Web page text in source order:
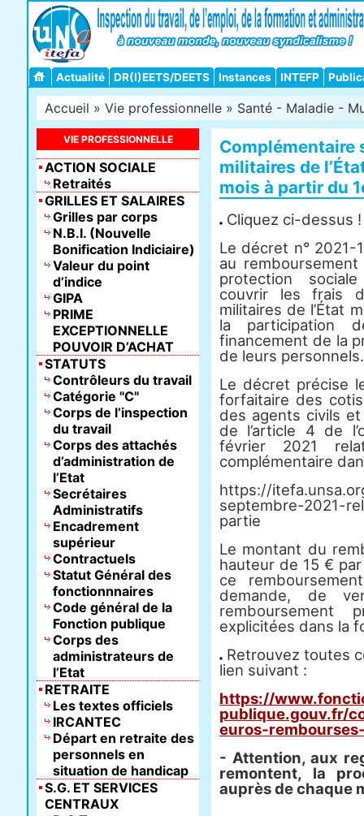
Actualité DR(I)EETS/DEETS Instances INTEFP
Accueil » Vie professionnelle » Santé - Maladie -
Complémentaire
militaires de
mois à partir du
Cliquez ci-dessus !
Le décret n° 2021-
au
protection
couvrir les frais
militaires de l’État
la participation
financement de la
de leurs personnels.
Le décret précise
forfaitaire des
des agents civils et
de l’article 4 de
février 2021
complémentaire
https://
septembre-2021-
partie
Le montant du
hauteur de 15 €
ce
demande, de
explicitées dans la
Retrouvez toutes
lien suivant :
https://
publique.gouv.fr/
euros-
- Attention, aux
remontent, la
auprès de chaque
VIE PROFESSIONNELLE
ACTION SOCIALE
Retraités
GRILLES ET SALAIRES
Grilles par corps
N.B.I. (Nouvelle
Bonification Indiciaire)
Valeur du point
d’indice
GIPA
PRIME
EXCEPTIONNELLE
POUVOIR D’ACHAT
STATUTS
Contrôleurs du travail
Catégorie "C"
Corps de l’inspection
du travail
Corps des attachés
d’administration de
l’Etat
Secrétaires
Administratifs
Encadrement
supérieur
Contractuels
Statut Général des
fonctionnnaires
Code général de la
Fonction publique
Corps des
administrateurs de
l’Etat
RETRAITE
Les textes officiels
IRCANTEC
Départ en retraite des
personnels en
situation de handicap
S.G. ET SERVICES
CENTRAUX